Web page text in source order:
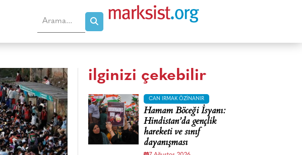
ilginizi çekebilir
CAN IRMAK ÖZINANIR
Hamam Böceği İsyanı:
Hindistan’da gençlik
hareketi ve sınıf
dayanışması